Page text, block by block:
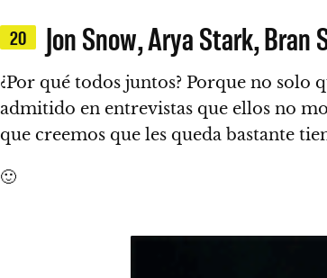
20 Jon Snow, Arya Stark,
¿Por qué todos juntos? Porque no solo
admitido en entrevistas que ellos no
que creemos que les queda bastante
🙂